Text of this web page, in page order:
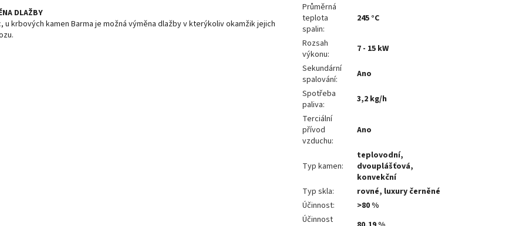
DLAŽBY
u krbových kamen Barma je možná výměna dlažby v kterýkoliv okamžik jejich
Průměrná
teplota
spalin:
245 °C
Rozsah
výkonu:
7 - 15 kW
Sekundární
spalování:
Ano
Spotřeba
paliva:
3,2 kg/h
Terciální
přívod
vzduchu:
Ano
Typ kamen:
teplovodní,
dvouplášťová,
konvekční
Typ skla:
rovné, luxury černěné
Účinnost:
>80 %
Účinnost